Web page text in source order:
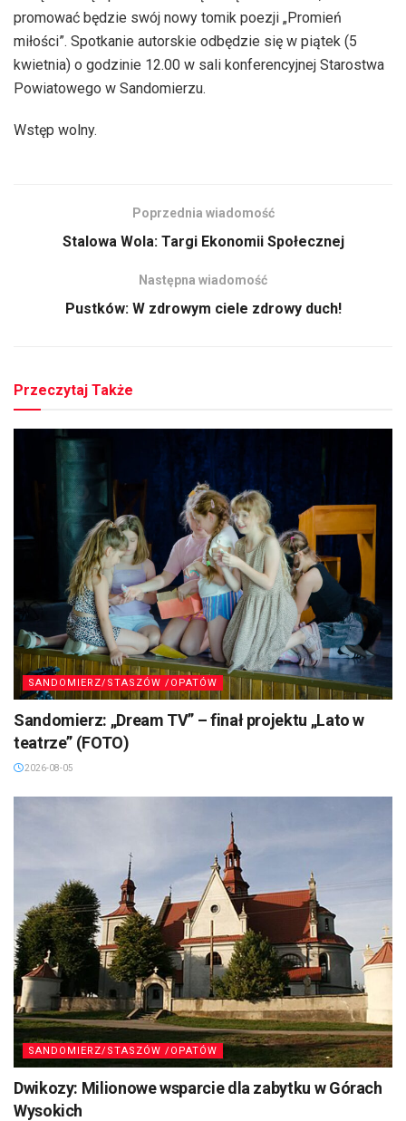
promować będzie swój nowy tomik poezji „Promień
miłości”. Spotkanie autorskie odbędzie się w piątek (5
kwietnia) o godzinie 12.00 w sali konferencyjnej Starostwa
Powiatowego w Sandomierzu.
Wstęp wolny.
Poprzednia wiadomość
Stalowa Wola: Targi Ekonomii Społecznej
Następna wiadomość
Pustków: W zdrowym ciele zdrowy duch!
Przeczytaj Także
SANDOMIERZ/STASZÓW /OPATÓW
Sandomierz: „Dream TV” – finał projektu „Lato w
teatrze” (FOTO)
2026-08-05
SANDOMIERZ/STASZÓW /OPATÓW
Dwikozy: Milionowe wsparcie dla zabytku w Górach
Wysokich